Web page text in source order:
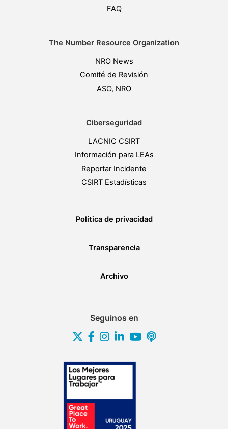
FAQ
The Number Resource Organization
NRO News
Comité de Revisión
ASO, NRO
Ciberseguridad
LACNIC CSIRT
Información para LEAs
Reportar Incidente
CSIRT Estadísticas
Política de privacidad
Transparencia
Archivo
Seguinos en